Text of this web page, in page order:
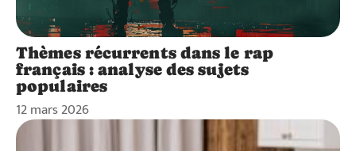
Thèmes récurrents dans le rap
français : analyse des sujets
populaires
12 mars 2026